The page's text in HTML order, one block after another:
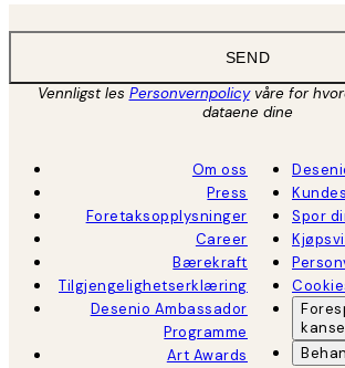
SEND
Vennligst les Personvernpolicyvåre for
dataene dine
Om oss
Press
Foretaksopplysninger
Career
Bærekraft
Tilgjengelighetserklæring
Desenio Ambassador
Programme
Art Awards
Spor